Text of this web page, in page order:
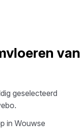
geselecteerd
.
in Wouwse